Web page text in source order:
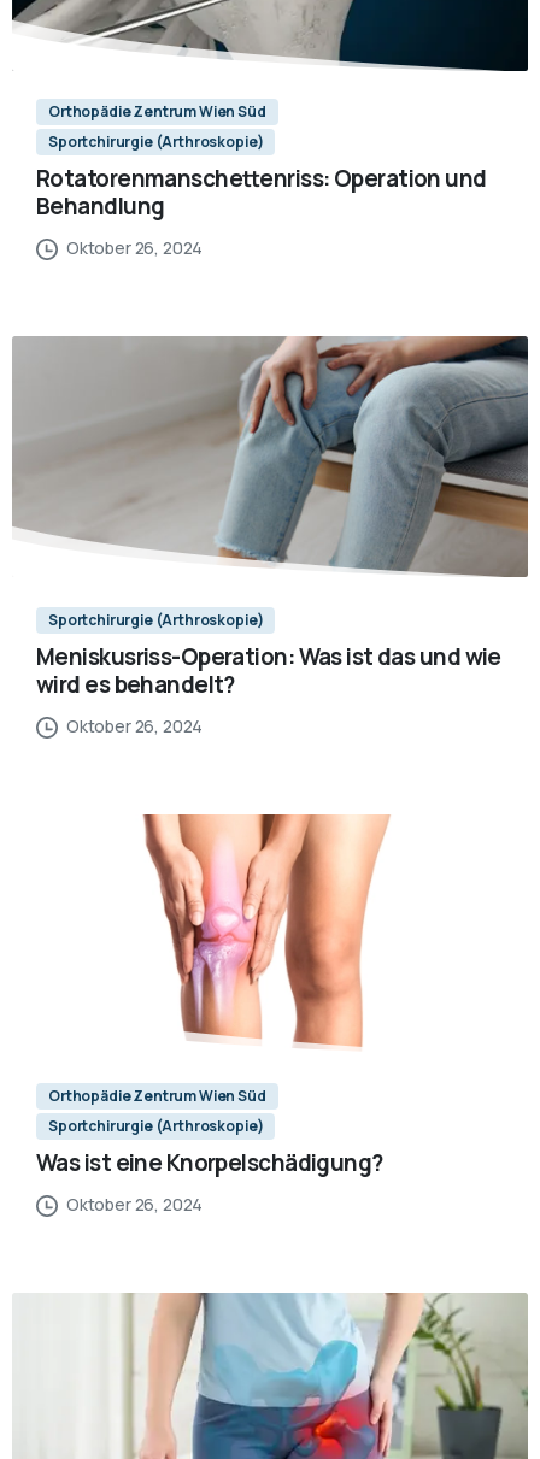
Orthopädie Zentrum Wien Süd
Sportchirurgie (Arthroskopie)
Rotatorenmanschettenriss: Operation und
Behandlung
Oktober 26, 2024
Sportchirurgie (Arthroskopie)
Meniskusriss-Operation: Was ist das und wie
wird es behandelt?
Oktober 26, 2024
Orthopädie Zentrum Wien Süd
Sportchirurgie (Arthroskopie)
Was ist eine Knorpelschädigung?
Oktober 26, 2024